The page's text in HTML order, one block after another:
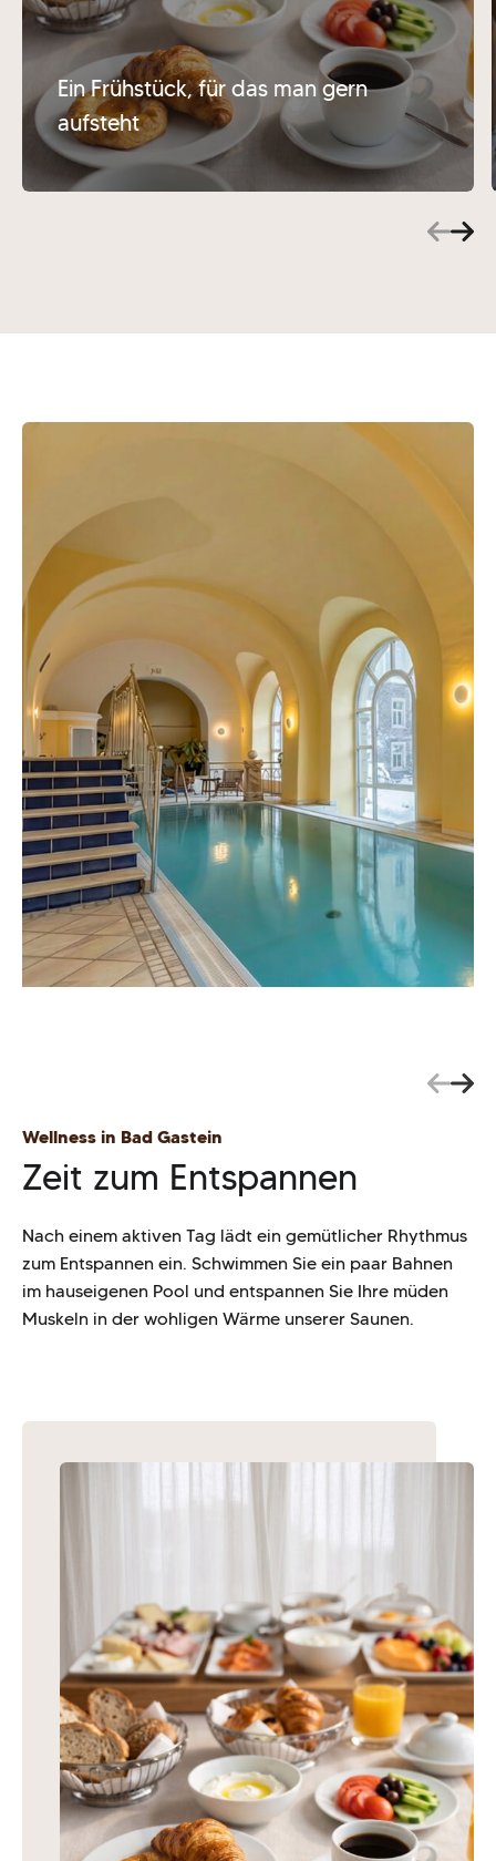
Ein Frühstück, für das man gern
aufsteht
Wellness in Bad Gastein
Zeit zum Entspannen
Nach einem aktiven Tag lädt ein gemütlicher Rhythmus
zum Entspannen ein. Schwimmen Sie ein paar Bahnen
im hauseigenen Pool und entspannen Sie Ihre müden
Muskeln in der wohligen Wärme unserer Saunen.